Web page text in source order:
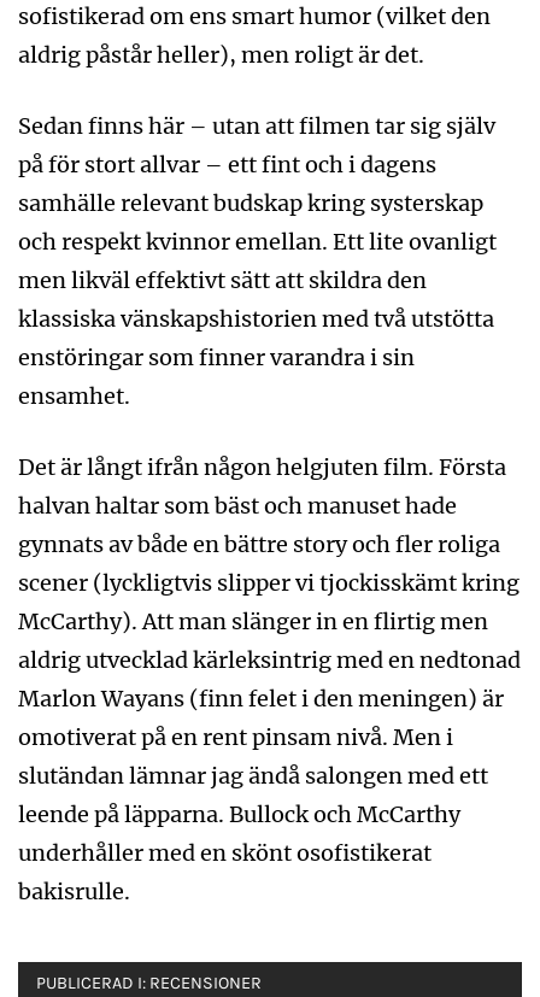
sofistikerad om ens smart humor (vilket den
aldrig påstår heller), men roligt är det.
Sedan finns här – utan att filmen tar sig själv
på för stort allvar – ett fint och i dagens
samhälle relevant budskap kring systerskap
och respekt kvinnor emellan. Ett lite ovanligt
men likväl effektivt sätt att skildra den
klassiska vänskapshistorien med två utstötta
enstöringar som finner varandra i sin
ensamhet.
Det är långt ifrån någon helgjuten film. Första
halvan haltar som bäst och manuset hade
gynnats av både en bättre story och fler roliga
scener (lyckligtvis slipper vi tjockisskämt kring
McCarthy). Att man slänger in en flirtig men
aldrig utvecklad kärleksintrig med en nedtonad
Marlon Wayans (finn felet i den meningen) är
omotiverat på en rent pinsam nivå. Men i
slutändan lämnar jag ändå salongen med ett
leende på läpparna. Bullock och McCarthy
underhåller med en skönt osofistikerat
bakisrulle.
PUBLICERAD I: RECENSIONER